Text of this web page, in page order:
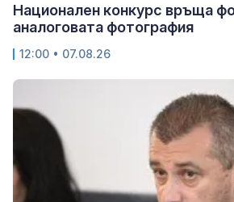
Национален конкурс връща
аналоговата фотография
12:00 • 07.08.26